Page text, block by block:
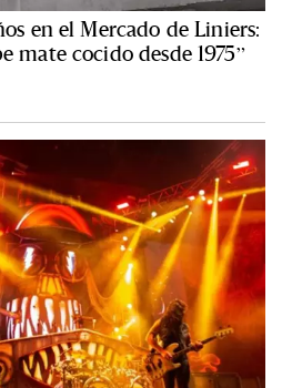
en el Mercado de Liniers:
mate cocido desde 1975”